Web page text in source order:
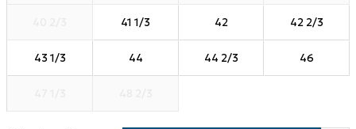
41 1/3 42 42 2/3
43 1/3 44 44 2/3 46